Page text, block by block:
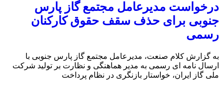
درخواست مدیرعامل مجتمع گاز پارس
جنوبی برای حذف سقف حقوق کارکنان
رسمی
به گزارش کلام صنعت، مدیرعامل مجتمع گاز پارس جنوبی با
ارسال نامه ای رسمی به مدیر هماهنگی و نظارت بر تولید شرکت
ملی گاز ایران، خواستار بازنگری در نظام پرداخت